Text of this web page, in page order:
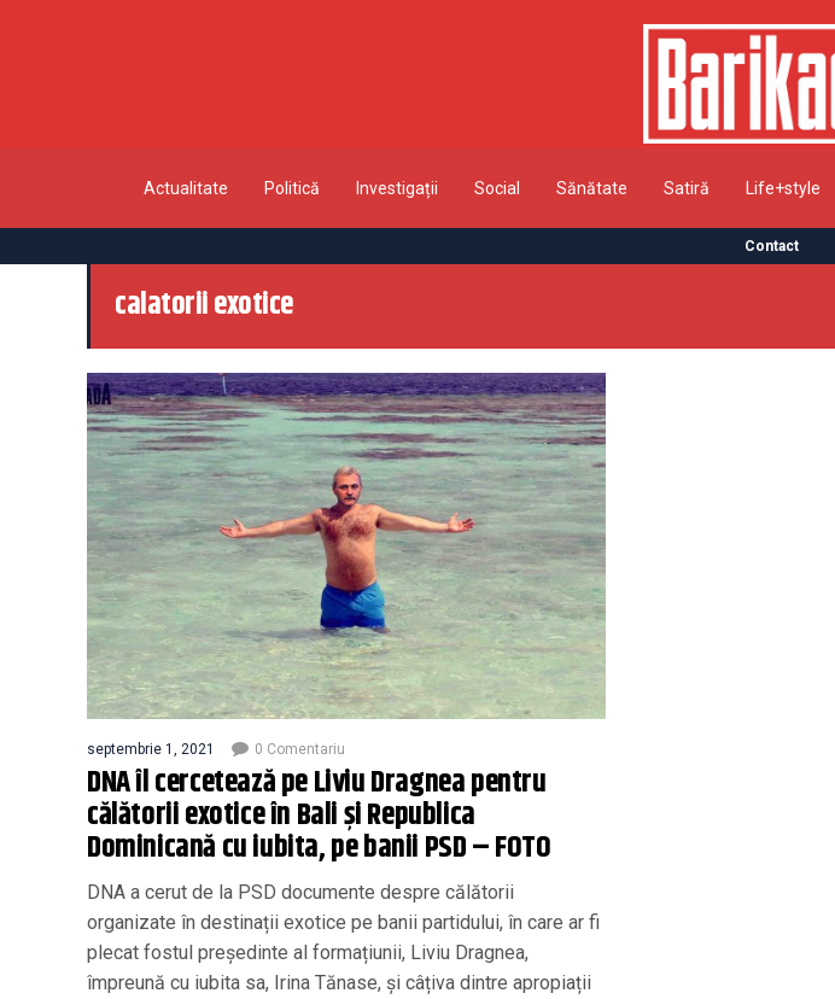
Actualitate Politică Investigații Social Sănătate Satiră Life+style
Contact
calatorii exotice
septembrie 1, 2021 0 Comentariu
DNA îl cercetează pe Liviu Dragnea pentru
călătorii exotice în Bali și Republica
Dominicană cu iubita, pe banii PSD – FOTO
DNA a cerut de la PSD documente despre călătorii
organizate în destinații exotice pe banii partidului, în care ar fi
plecat fostul președinte al formațiunii, Liviu Dragnea,
împreună cu iubita sa, Irina Tănase, și câțiva dintre apropiații